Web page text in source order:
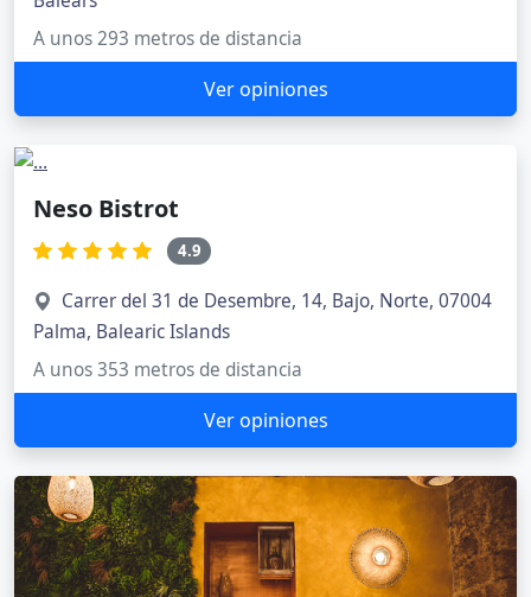
A unos 293 metros de distancia
Ver opiniones
Neso Bistrot
4.9
Carrer del 31 de Desembre, 14, Bajo, Norte, 07004
Palma, Balearic Islands
A unos 353 metros de distancia
Ver opiniones